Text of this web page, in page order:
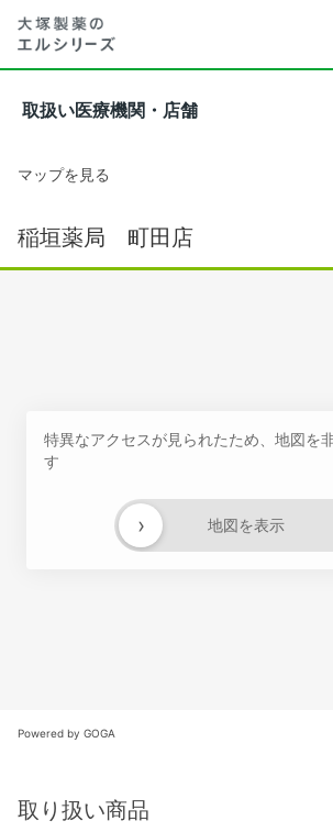
取扱い医療機関・店舗
マップを見る
稲垣薬局 町田店
特異なアクセスが見られたため、地図を
す
地図を表示
›
Powered by GOGA
取り扱い商品